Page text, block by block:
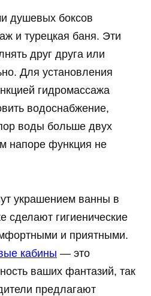
душевых боксов
и турецкая баня. Эти
друг друга или
Для установления
гидромассажа
водоснабжение,
воды больше двух
напоре функция не
украшением ванны в
сделают гигиенические
и приятными.
кабины — это
ваших фантазий, так
предлагают